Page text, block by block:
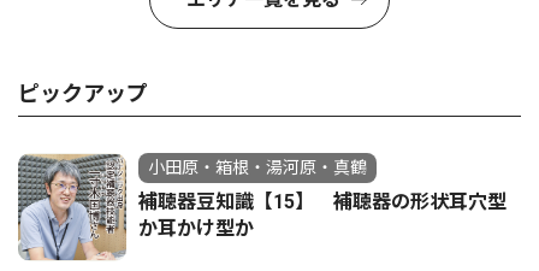
ピックアップ
小田原・箱根・湯河原・真鶴
補聴器豆知識【15】 補聴器の形状耳穴型
か耳かけ型か